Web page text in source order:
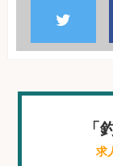
「
求